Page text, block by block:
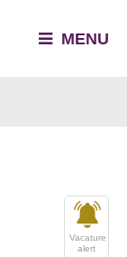
MENU
Vacature
alert